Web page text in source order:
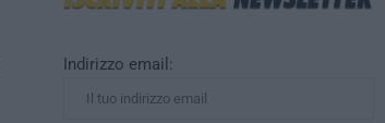
Indirizzo email: